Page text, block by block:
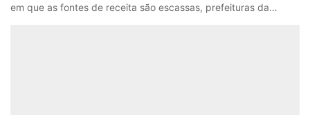
em que as fontes de receita são escassas, prefeituras da…